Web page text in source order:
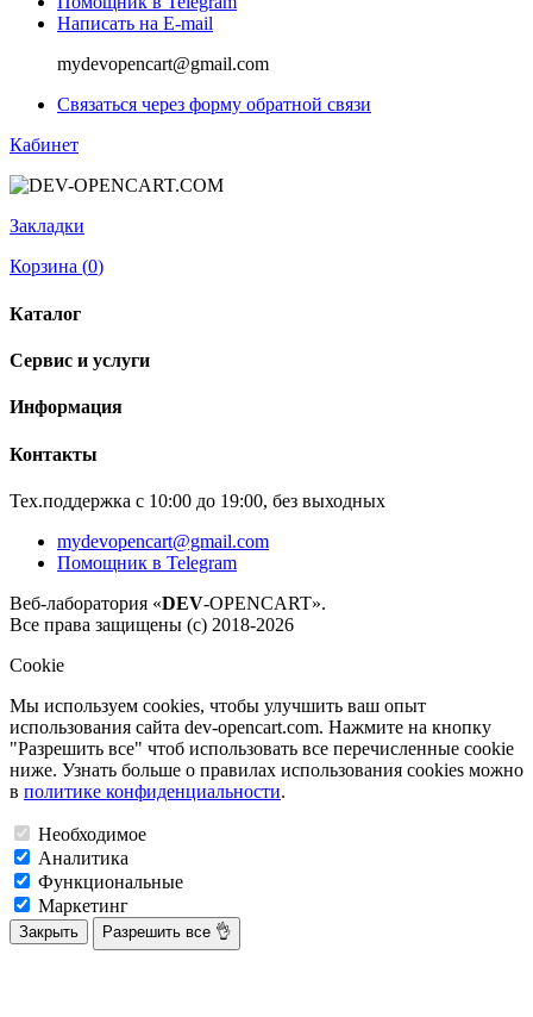
Написать на E-mail
mydevopencart@gmail.com
Связаться через форму обратной связи
Кабинет
Закладки
Корзина (0)
Каталог
Сервис и услуги
Информация
Контакты
Тех.поддержка с 10:00 до 19:00, без выходных
mydevopencart@gmail.com
Помощник в Telegram
Веб-лаборатория «DEV-OPENCART».
Все права защищены (с) 2018-2026
Cookie
Мы используем cookies, чтобы улучшить ваш опыт
использования сайта dev-opencart.com. Нажмите на кнопку
"Разрешить все" чтоб использовать все перечисленные cookie
ниже. Узнать больше о правилах использования cookies можно
в политике конфиденциальности.
Необходимое
Аналитика
Функциональные
Маркетинг
Закрыть Разрешить все 👌